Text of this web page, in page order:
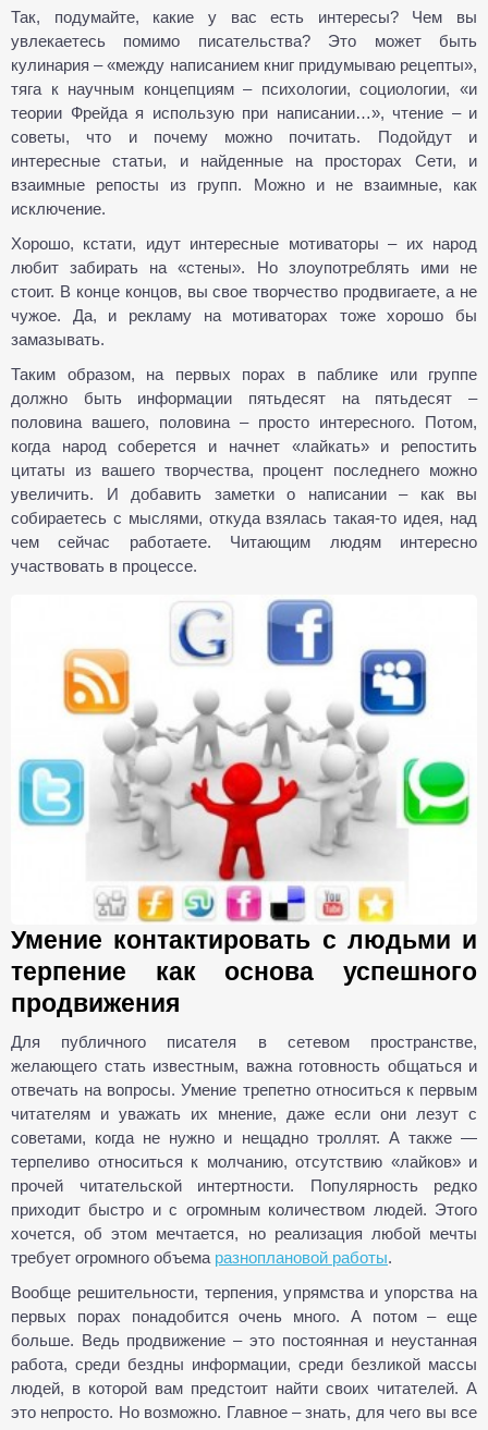
Так, подумайте, какие у вас есть интересы? Чем вы
увлекаетесь помимо писательства? Это может быть
кулинария – «между написанием книг придумываю рецепты»,
тяга к научным концепциям – психологии, социологии, «и
теории Фрейда я использую при написании…», чтение – и
советы, что и почему можно почитать. Подойдут и
интересные статьи, и найденные на просторах Сети, и
взаимные репосты из групп. Можно и не взаимные, как
исключение.
Хорошо, кстати, идут интересные мотиваторы – их народ
любит забирать на «стены». Но злоупотреблять ими не
стоит. В конце концов, вы свое творчество продвигаете, а не
чужое. Да, и рекламу на мотиваторах тоже хорошо бы
замазывать.
Таким образом, на первых порах в паблике или группе
должно быть информации пятьдесят на пятьдесят –
половина вашего, половина – просто интересного. Потом,
когда народ соберется и начнет «лайкать» и репостить
цитаты из вашего творчества, процент последнего можно
увеличить. И добавить заметки о написании – как вы
собираетесь с мыслями, откуда взялась такая-то идея, над
чем сейчас работаете. Читающим людям интересно
участвовать в процессе.
Умение контактировать с людьми и
терпение как основа успешного
продвижения
Для публичного писателя в сетевом пространстве,
желающего стать известным, важна готовность общаться и
отвечать на вопросы. Умение трепетно относиться к первым
читателям и уважать их мнение, даже если они лезут с
советами, когда не нужно и нещадно троллят. А также —
терпеливо относиться к молчанию, отсутствию «лайков» и
прочей читательской интертности. Популярность редко
приходит быстро и с огромным количеством людей. Этого
хочется, об этом мечтается, но реализация любой мечты
требует огромного объема разноплановой работы.
Вообще решительности, терпения, упрямства и упорства на
первых порах понадобится очень много. А потом – еще
больше. Ведь продвижение – это постоянная и неустанная
работа, среди бездны информации, среди безликой массы
людей, в которой вам предстоит найти своих читателей. А
это непросто. Но возможно. Главное – знать, для чего вы все